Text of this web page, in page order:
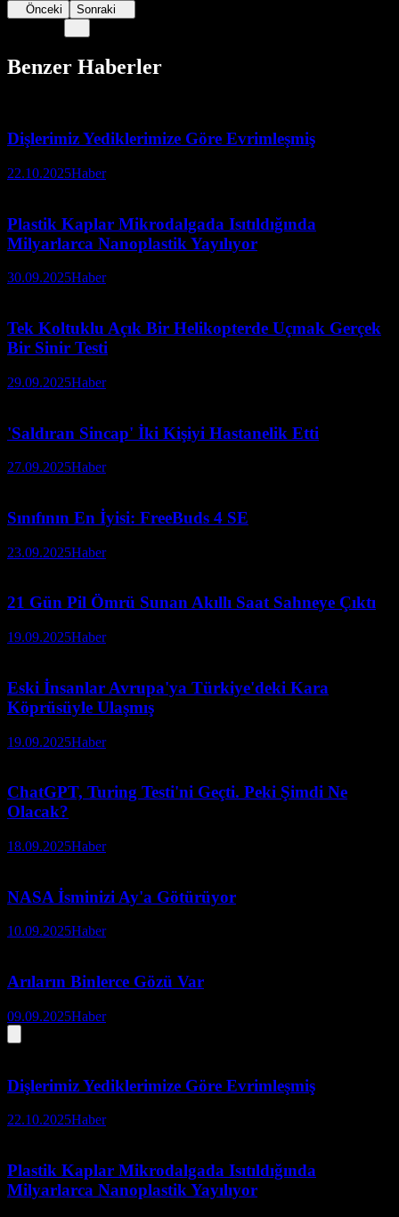
Önceki Sonraki
Benzer Haberler
Dişlerimiz Yediklerimize Göre Evrimleşmiş
22.10.2025Haber
Plastik Kaplar Mikrodalgada Isıtıldığında
Milyarlarca Nanoplastik Yayılıyor
30.09.2025Haber
Tek Koltuklu Açık Bir Helikopterde Uçmak Gerçek
Bir Sinir Testi
29.09.2025Haber
'Saldıran Sincap' İki Kişiyi Hastanelik Etti
27.09.2025Haber
Sınıfının En İyisi: FreeBuds 4 SE
23.09.2025Haber
21 Gün Pil Ömrü Sunan Akıllı Saat Sahneye Çıktı
19.09.2025Haber
Eski İnsanlar Avrupa'ya Türkiye'deki Kara
Köprüsüyle Ulaşmış
19.09.2025Haber
ChatGPT, Turing Testi'ni Geçti. Peki Şimdi Ne
Olacak?
18.09.2025Haber
NASA İsminizi Ay'a Götürüyor
10.09.2025Haber
Arıların Binlerce Gözü Var
09.09.2025Haber
Dişlerimiz Yediklerimize Göre Evrimleşmiş
22.10.2025Haber
Plastik Kaplar Mikrodalgada Isıtıldığında
Milyarlarca Nanoplastik Yayılıyor